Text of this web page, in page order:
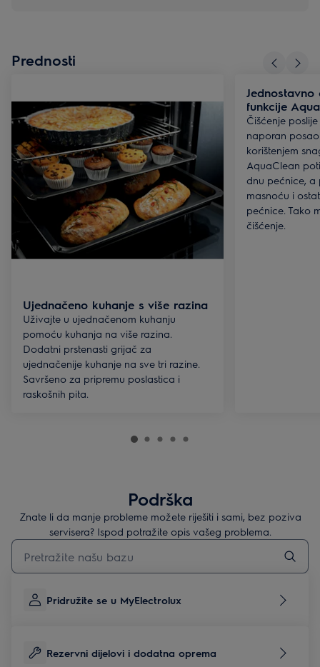
Prednosti
Ujednačeno kuhanje s više razina
Uživajte u ujednačenom kuhanju
pomoću kuhanja na više razina.
Dodatni prstenasti grijač za
ujednačenije kuhanje na sve tri razine.
Savršeno za pripremu poslastica i
raskošnih pita.
funkcije
Čišćenje
naporan
korištenjem
AquaClean
dnu pećnice,
masnoću i
pećnice. Tako
čišćenje.
Podrška
Znate li da manje probleme možete riješiti i sami, bez poziva
servisera? Ispod potražite opis vašeg problema.
Upišite za pretraživanje članaka podrške
Pridružite se u MyElectrolux
Rezervni dijelovi i dodatna oprema